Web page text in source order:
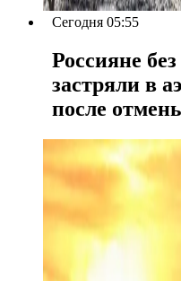
Сегодня 05:55
Россияне
застряли в
после